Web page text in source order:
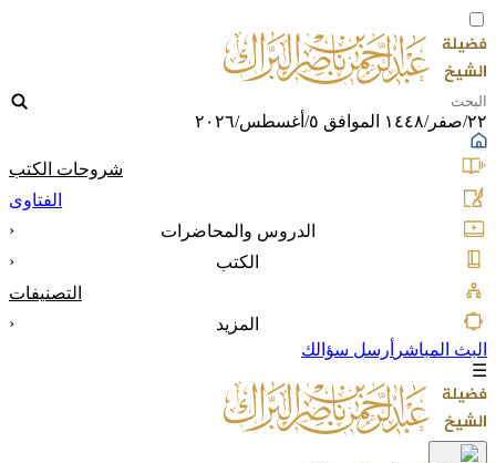
٢٢/صفر/١٤٤٨ الموافق ٥/أغسطس/٢٠٢٦
شروحات الكتب
الفتاوى
الدروس والمحاضرات
‹
الكتب
‹
التصنيفات
المزيد
‹
البث المباشر أرسل سؤالك
☰